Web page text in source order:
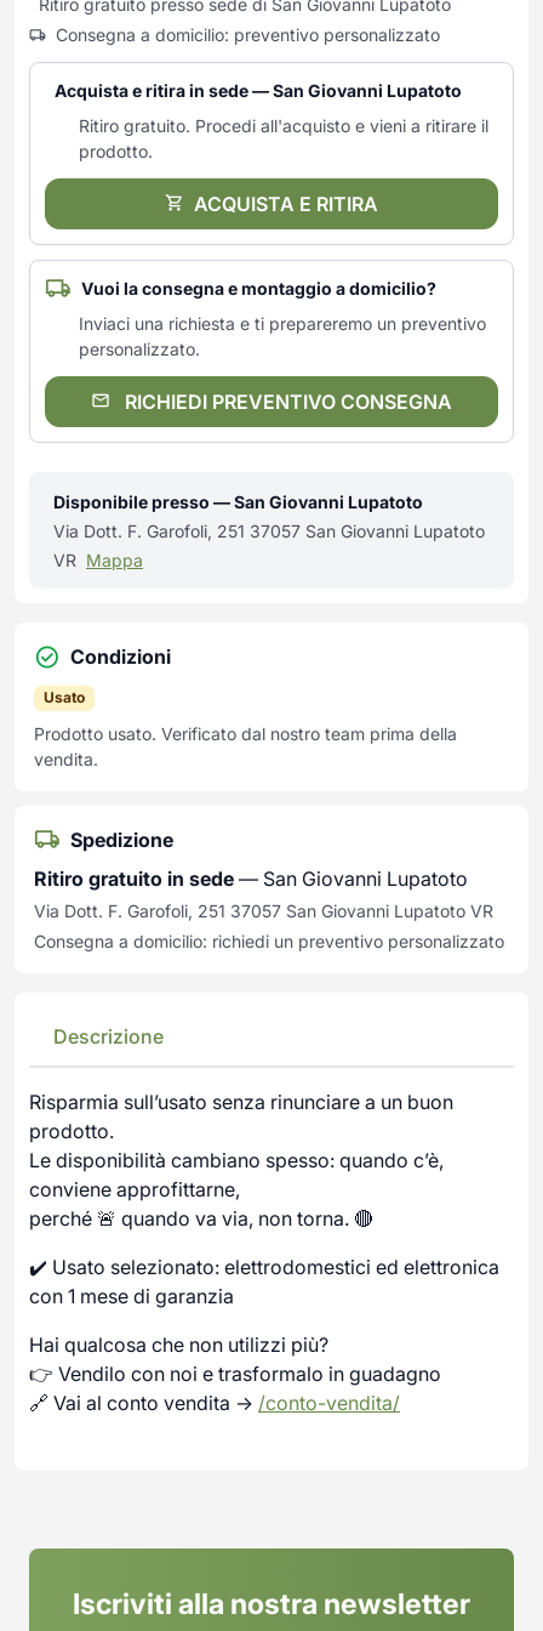
Ritiro gratuito presso sede di San Giovanni Lupatoto
Consegna a domicilio: preventivo personalizzato
Acquista e ritira in sede — San Giovanni Lupatoto
Ritiro gratuito. Procedi all'acquisto e vieni a ritirare il
prodotto.
ACQUISTA E RITIRA
Vuoi la consegna e montaggio a domicilio?
Inviaci una richiesta e ti prepareremo un preventivo
personalizzato.
RICHIEDI PREVENTIVO CONSEGNA
Disponibile presso — San Giovanni Lupatoto
Via Dott. F. Garofoli, 251 37057 San Giovanni Lupatoto
VR Mappa
Condizioni
Usato
Prodotto usato. Verificato dal nostro team prima della
vendita.
Spedizione
Ritiro gratuito in sede — San Giovanni Lupatoto
Via Dott. F. Garofoli, 251 37057 San Giovanni Lupatoto VR
Consegna a domicilio: richiedi un preventivo personalizzato
Descrizione
Risparmia sull’usato senza rinunciare a un buon
prodotto.
Le disponibilità cambiano spesso: quando c’è,
conviene approfittarne,
perché 🚨 quando va via, non torna. 🔴
✔️ Usato selezionato: elettrodomestici ed elettronica
con 1 mese di garanzia
Hai qualcosa che non utilizzi più?
👉 Vendilo con noi e trasformalo in guadagno
🔗 Vai al conto vendita → /conto-vendita/
Iscriviti alla nostra newsletter